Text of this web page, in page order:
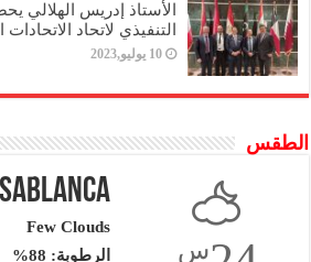
الأستاذ إدريس الهلالي
التنفيذي لاتحاد الاتحادات
10 يوليو,2023
الطقس
س
Few Clouds
الرطوبة: 88%